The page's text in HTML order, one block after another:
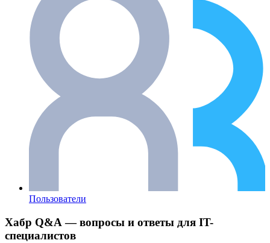
Пользователи
Хабр Q&A — вопросы и ответы для IT-
специалистов